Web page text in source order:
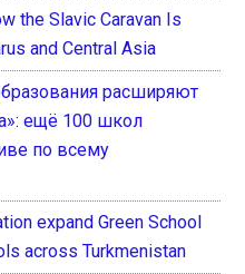
the Slavic Caravan Is
and Central Asia
расширяют
ещё 100 школ
по всему
expand Green School
across Turkmenistan